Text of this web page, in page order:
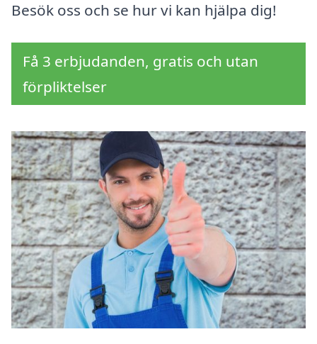
Besök oss och se hur vi kan hjälpa dig!
Få 3 erbjudanden, gratis och utan
förpliktelser